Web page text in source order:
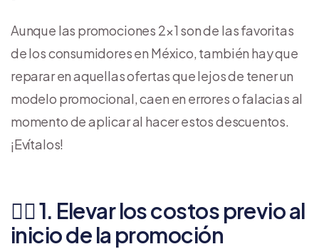
Aunque las promociones 2×1 son de las favoritas
de los consumidores en México, también hay que
reparar en aquellas ofertas que lejos de tener un
modelo promocional, caen en errores o falacias al
momento de aplicar al hacer estos descuentos.
¡Evítalos!
👎🏼 1. Elevar los costos previo al
inicio de la promoción